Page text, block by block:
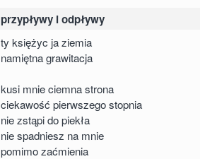
przypływy i odpływy
ty księżyc ja ziemia
namiętna grawitacja
kusi mnie ciemna strona
ciekawość pierwszego stopnia
nie zstąpi do piekła
nie spadniesz na mnie
pomimo zaćmienia